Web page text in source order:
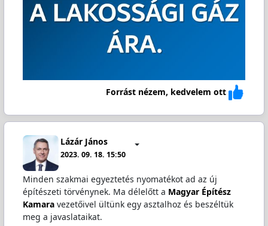
Forrást nézem, kedvelem ott
Lázár János
2023. 09. 18. 15:50
Minden szakmai egyeztetés nyomatékot ad az új
építészeti törvénynek. Ma délelőtt a Magyar Építész
Kamaravezetőivel ültünk egy asztalhoz és beszéltük
meg a javaslataikat.